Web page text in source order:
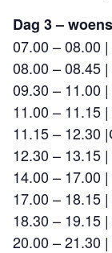
Dag 3 –
07.00 – 08.00
08.00 – 08.45
09.30 – 11.00
11.00 – 11.15
11.15 – 12.30
12.30 – 13.15
14.00 – 17.00
17.00 – 18.15
18.30 – 19.15
20.00 – 21.30